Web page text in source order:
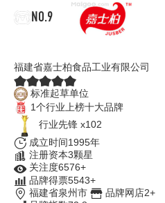
NO.9
福建省嘉士柏食品工业有限公司
标准起草单位
1个行业上榜十大品牌
行业先锋 x102
成立时间1995年
注册资本3颗星
关注度6576+
品牌得票5543+
福建省泉州市
品牌网店2+